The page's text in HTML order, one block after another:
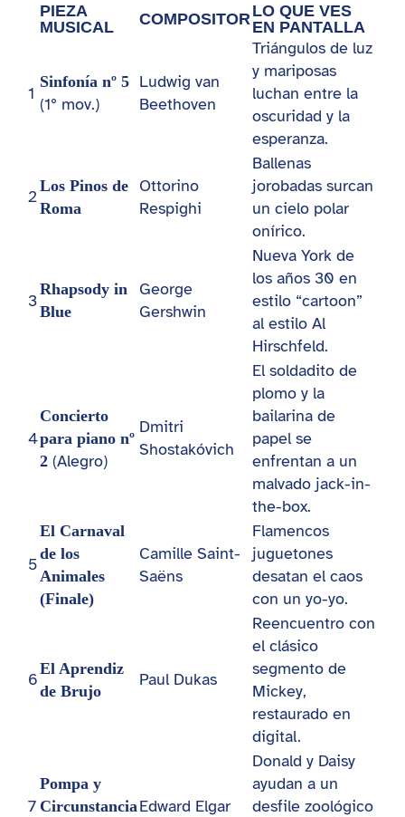
PIEZA
MUSICAL
COMPOSITOR LO QUE VES
EN PANTALLA
1
Sinfonía nº 5
(1º mov.)
Ludwig van
Beethoven
Triángulos de luz
y mariposas
luchan entre la
oscuridad y la
esperanza.
2
Los Pinos de
Roma
Ottorino
Respighi
Ballenas
jorobadas surcan
un cielo polar
onírico.
3
Rhapsody in
Blue
George
Gershwin
Nueva York de
los años 30 en
estilo “cartoon”
al estilo Al
Hirschfeld.
4
Concierto
para piano nº
2(Alegro)
Dmitri
Shostakóvich
El soldadito de
plomo y la
bailarina de
papel se
enfrentan a un
malvado jack-in-
the-box.
5
El Carnaval
de los
Animales
(Finale)
Camille Saint-
Saëns
Flamencos
juguetones
desatan el caos
con un yo-yo.
6
El Aprendiz
de Brujo
Paul Dukas
Reencuentro con
el clásico
segmento de
Mickey,
restaurado en
digital.
7
Pompa y
Circunstancia Edward Elgar
Donald y Daisy
ayudan a un
desfile zoológico